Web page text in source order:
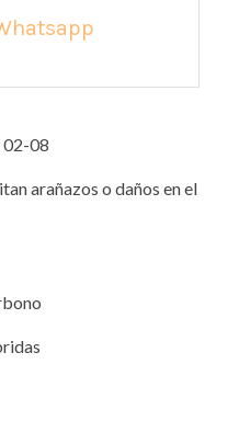
02-08
arañazos o daños en el